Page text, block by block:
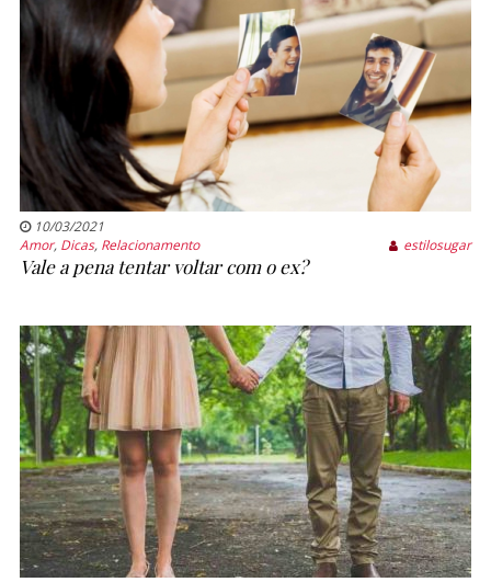
10/03/2021
Amor, Dicas, Relacionamento estilosugar
Vale a pena tentar voltar com o ex?